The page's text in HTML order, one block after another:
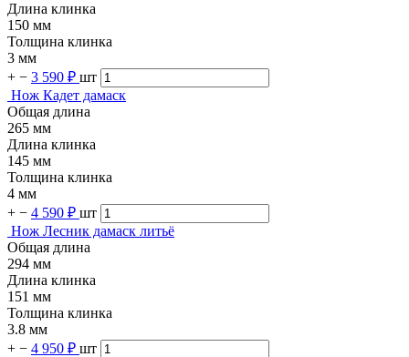
Длина клинка
150 мм
Толщина клинка
3 мм
+ − 3 590 ₽ шт
Нож Кадет дамаск
Общая длина
265 мм
Длина клинка
145 мм
Толщина клинка
4 мм
+ − 4 590 ₽ шт
Нож Лесник дамаск литьё
Общая длина
294 мм
Длина клинка
151 мм
Толщина клинка
3.8 мм
+ − 4 950 ₽ шт